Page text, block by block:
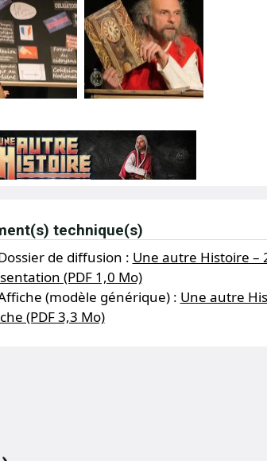
technique(s)
de diffusion : Une autre Histoire –
(PDF 1,0 Mo)
(modèle générique) : Une autre
(PDF 3,3 Mo)